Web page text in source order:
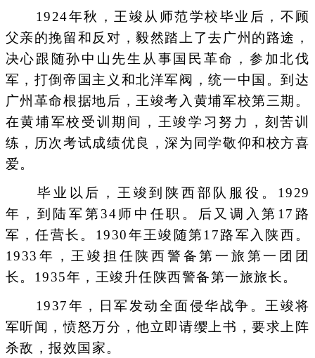
1924年秋，王竣从师范学校毕业后，不顾
父亲的挽留和反对，毅然踏上了去广州的路途，
决心跟随孙中山先生从事国民革命，参加北伐
军，打倒帝国主义和北洋军阀，统一中国。到达
广州革命根据地后，王竣考入黄埔军校第三期。
在黄埔军校受训期间，王竣学习努力，刻苦训
练，历次考试成绩优良，深为同学敬仰和校方喜
爱。
毕业以后，王竣到陕西部队服役。1929
年，到陆军第34师中任职。后又调入第17路
军，任营长。1930年王竣随第17路军入陕西。
1933年，王竣担任陕西警备第一旅第一团团
长。1935年，王竣升任陕西警备第一旅旅长。
1937年，日军发动全面侵华战争。王竣将
军听闻，愤怒万分，他立即请缨上书，要求上阵
杀敌，报效国家。